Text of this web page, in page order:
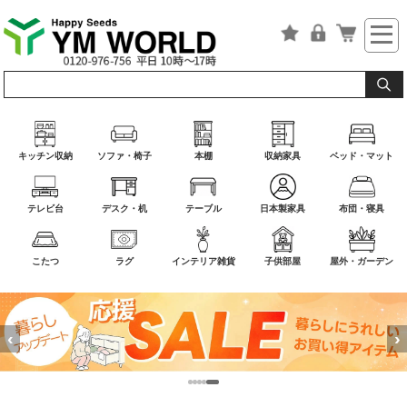
キッチン収納 ソファ・椅子 本棚 収納家具 ベッド・マット
テレビ台 デスク・机 テーブル 日本製家具 布団・寝具
こたつ ラグ インテリア雑貨 子供部屋 屋外・ガーデン
‹ ›